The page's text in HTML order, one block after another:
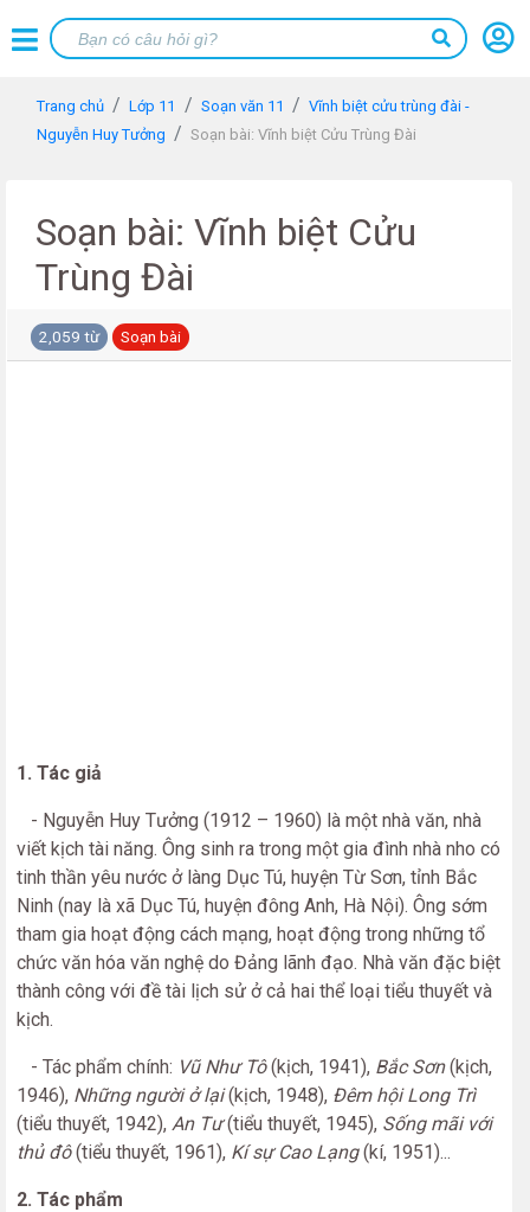
Trang chủ Lớp 11 Soạn văn 11
Vĩnh biệt cửu trùng đài -
Nguyễn Huy Tưởng
Soạn bài: Vĩnh biệt Cửu Trùng Đài
Soạn bài: Vĩnh biệt Cửu
Trùng Đài
2,059 từ Soạn bài
1. Tác giả
- Nguyễn Huy Tưởng (1912 – 1960) là một nhà văn, nhà
viết kịch tài năng. Ông sinh ra trong một gia đình nhà nho có
tinh thần yêu nước ở làng Dục Tú, huyện Từ Sơn, tỉnh Bắc
Ninh (nay là xã Dục Tú, huyện đông Anh, Hà Nội). Ông sớm
tham gia hoạt động cách mạng, hoạt động trong những tổ
chức văn hóa văn nghệ do Đảng lãnh đạo. Nhà văn đặc biệt
thành công với đề tài lịch sử ở cả hai thể loại tiểu thuyết và
kịch.
- Tác phẩm chính: Vũ Như Tô(kịch, 1941), Bắc Sơn(kịch,
1946), Những người ở lại(kịch, 1948), Đêm hội Long Trì
(tiểu thuyết, 1942), An Tư(tiểu thuyết, 1945), Sống mãi với
thủ đô(tiểu thuyết, 1961), Kí sự Cao Lạng(kí, 1951)...
2. Tác phẩm